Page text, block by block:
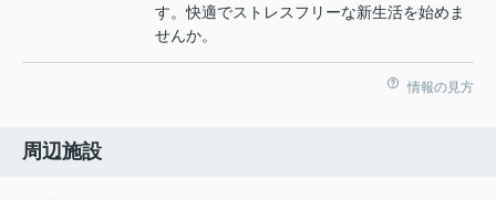
す。快適でストレスフリーな新生活を始めま
せんか。
情報の見方
周辺施設